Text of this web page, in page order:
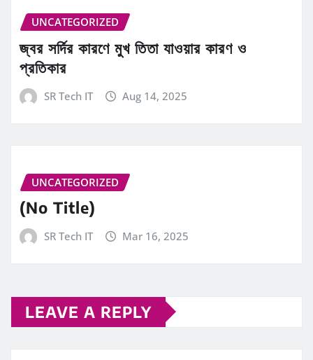
UNCATEGORIZED
জ্বর সর্দির কারণে মুখ তিতা যাওয়ার কারণ ও
প্রতিকার
SR Tech IT Aug 14, 2025
UNCATEGORIZED
(No Title)
SR Tech IT Mar 16, 2025
LEAVE A REPLY